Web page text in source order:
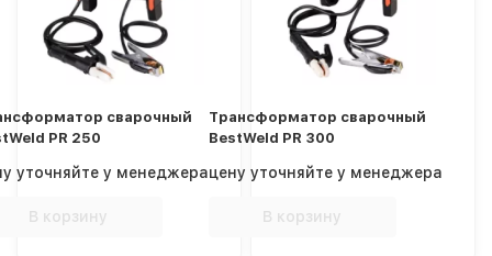
сварочный
PR 250
уточняйте у менеджера
В корзину
Трансформатор сварочный
BestWeld PR 300
цену уточняйте у менеджера
В корзину